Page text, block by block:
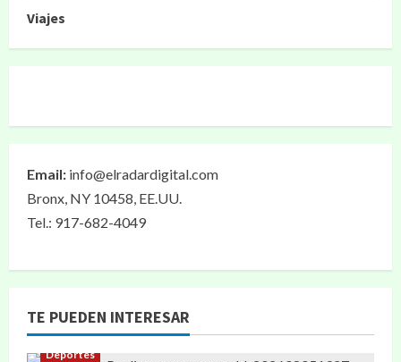
Viajes
Email: info@elradardigital.com
Bronx, NY 10458, EE.UU.
Tel.: 917-682-4049
TE PUEDEN INTERESAR
Deportes